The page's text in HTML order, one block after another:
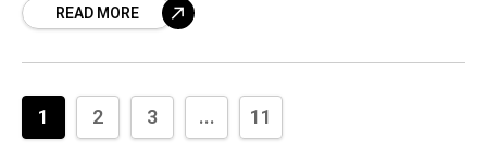
здорового харчування постійно виникає питання:
READ MORE
1 2 3 ... 11